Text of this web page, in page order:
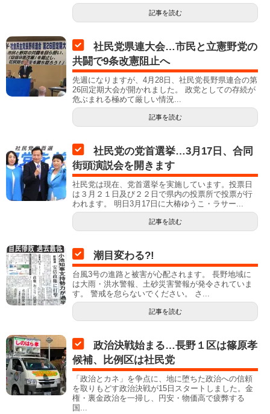
記事を読む
社民党県連大会…市民と立憲野党の
共闘で9条改憲阻止へ
先週になりますが、4月28日、社民党長野県連合の第
26回定期大会が開かれました。 政党としての存続が
危ぶまれる極めて厳しい情況...
記事を読む
社民党の党首選挙…3月17日、合同
街頭演説会を開きます
社民党は現在、党首選挙を実施しています。投票日
は３月２１日及び２２日で県内の投票所で投票が行
われます。 明日3月17日に大椿ゆうこ・ラサー...
記事を読む
潮目変わる?!
台風3号の進路と被害が心配されます。 長野地域に
は大雨・洪水警報、土砂災害警報が発令されていま
す。 警戒を怠らないでください。 さ...
記事を読む
政治決戦始まる…長野１区は篠原孝
候補、比例区は社民党
「政治とカネ」を争点に、地に堕ちた政治への信頼
を取りもどす政治決戦が15日スタートしました。金
権・裏金政治を一掃し、円安・物価高で疲弊する
国...